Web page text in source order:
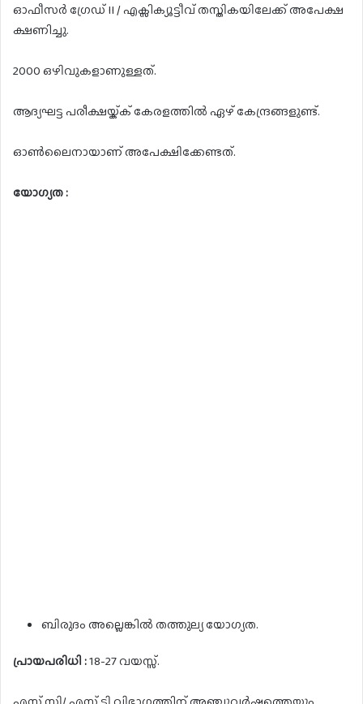
ഓഫീസർ ഗ്രേഡ് II / എക്സിക്യൂട്ടീവ് തസ്തികയിലേക്ക് അപേക്ഷ
ക്ഷണിച്ചു.
2000 ഒഴിവുകളാണുള്ളത്.
ആദ്യഘട്ട പരീക്ഷയ്ക്ക് കേരളത്തിൽ ഏഴ് കേന്ദ്രങ്ങളുണ്ട്.
ഓൺലൈനായാണ് അപേക്ഷിക്കേണ്ടത്.
യോഗ്യത :
ബിരുദം അല്ലെങ്കിൽ തത്തുല്യ യോഗ്യത.
പ്രായപരിധി :18-27 വയസ്സ്.